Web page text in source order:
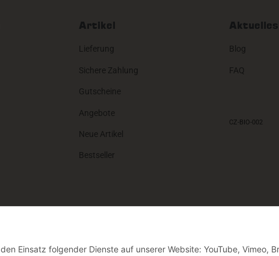
Einsatz folgender Dienste auf unserer Website: YouTube, Vimeo,
Artikel
Lieferung
Sichere Zahlung
Gutscheine
Angebote
Neue Artikel
Bestseller
Aktuelles
Blog
FAQ